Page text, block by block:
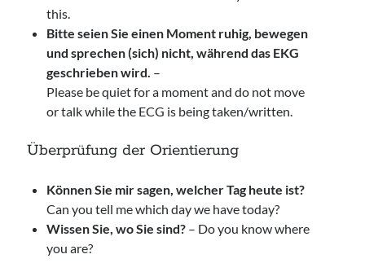
this.
Bitte seien Sie einen Moment ruhig, bewegen
und sprechen (sich) nicht, während das EKG
geschrieben wird. –
Please be quiet for a moment and do not move
or talk while the ECG is being taken/written.
Überprüfung der Orientierung
Können Sie mir sagen, welcher Tag heute ist?
Can you tell me which day we have today?
Wissen Sie, wo Sie sind? – Do you know where
you are?